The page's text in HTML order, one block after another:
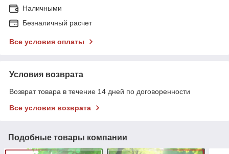
Наличными
Безналичный расчет
Все условия оплаты
Условия возврата
Возврат товара в течение 14 дней по договоренности
Все условия возврата
Подобные товары компании